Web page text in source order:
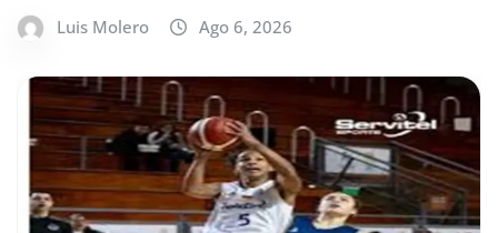
Luis Molero Ago 6, 2026